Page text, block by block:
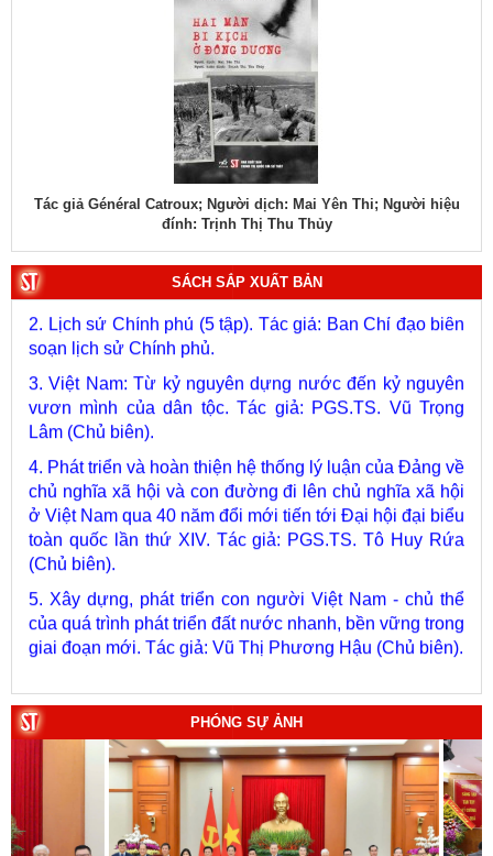
Tác giả Đại tướng Võ Nguyên Giáp (Phạm Chí Nhân thể hiện)
SÁCH SẮP XUẤT BẢN
1. Bác Hồ ở Pháp. Tác giả: Bảo tàng Hồ Chí Minh.
2. Lịch sử Chính phủ (5 tập). Tác giả: Ban Chỉ đạo biên
soạn lịch sử Chính phủ.
3. Việt Nam: Từ kỷ nguyên dựng nước đến kỷ nguyên
vươn mình của dân tộc. Tác giả: PGS.TS. Vũ Trọng
Lâm (Chủ biên).
4. Phát triển và hoàn thiện hệ thống lý luận của Đảng về
chủ nghĩa xã hội và con đường đi lên chủ nghĩa xã hội
ở Việt Nam qua 40 năm đổi mới tiến tới Đại hội đại biểu
toàn quốc lần thứ XIV. Tác giả: PGS.TS. Tô Huy Rứa
(Chủ biên).
5. Xây dựng, phát triển con người Việt Nam - chủ thể
của quá trình phát triển đất nước nhanh, bền vững trong
giai đoạn mới. Tác giả: Vũ Thị Phương Hậu (Chủ biên).
6. Kết hợp chặt chẽ, hài hòa giữa phát triển văn hóa với
Văn Phúc (Chủ biên).
7. Chủ quyền của Việt Nam ở Hoàng Sa, Trường Sa
giai đoạn 1884 - 1975: Thực trạng khai thác và quản lý.
Tác giả: Thượng tướng, PGS.TS. Trần Quốc Tỏ (Chủ
8. Hà Nội - Thành phố Hồ Chí Minh: Dấu ấn lịch sử qua
PHÓNG SỰ ẢNH